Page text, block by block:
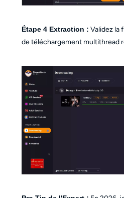
Étape 4 Extraction : Validez la
de téléchargement multithread